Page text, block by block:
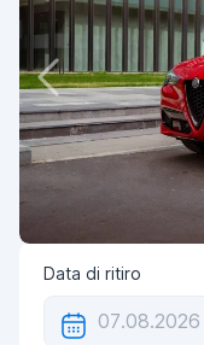
Data di ritiro